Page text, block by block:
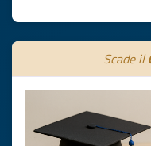
Scade il